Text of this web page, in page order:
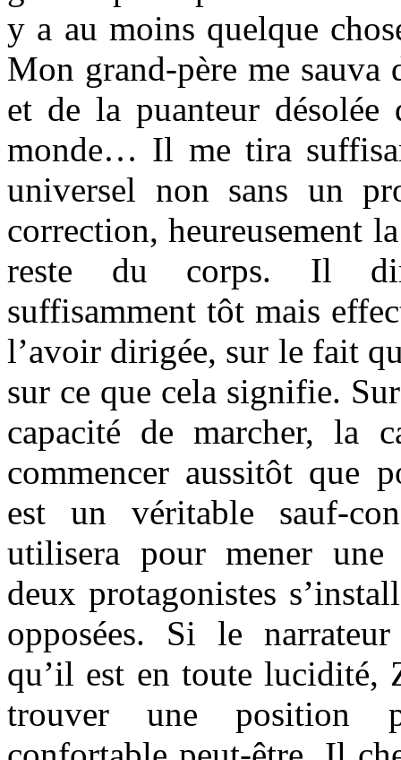
y a au moins quelque
Mon grand-père me sauva
et de la puanteur
monde… Il me tira
universel non sans un
correction, heureusement
reste du corps. Il
suffisamment tôt mais
l’avoir dirigée, sur le fait
sur ce que cela signifie.
capacité de marcher, la
commencer aussitôt que
est un véritable sauf-
utilisera pour mener une
deux protagonistes
opposées. Si le narrateur
qu’il est en toute lucidité,
trouver une position